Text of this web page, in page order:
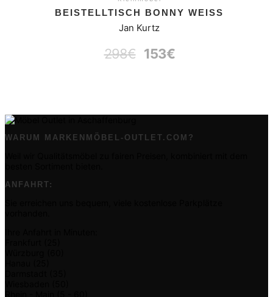
BEISTELLTISCH BONNY WEISS
Jan Kurtz
298€ 153€
WARUM MARKENMÖBEL-OUTLET.COM?
ANFAHRT: